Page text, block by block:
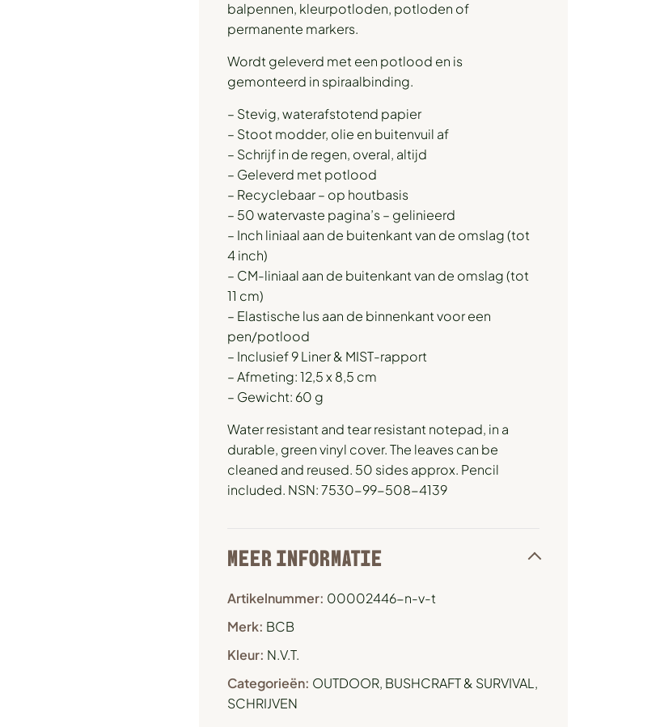
balpennen, kleurpotloden, potloden of
permanente markers.
Wordt geleverd met een potlood en is
gemonteerd in spiraalbinding.
– Stevig, waterafstotend papier
– Stoot modder, olie en buitenvuil af
– Schrijf in de regen, overal, altijd
– Geleverd met potlood
– Recyclebaar – op houtbasis
– 50 watervaste pagina’s – gelinieerd
– Inch liniaal aan de buitenkant van de omslag (tot
4 inch)
– CM-liniaal aan de buitenkant van de omslag (tot
11 cm)
– Elastische lus aan de binnenkant voor een
pen/potlood
– Inclusief 9 Liner & MIST-rapport
– Afmeting: 12,5 x 8,5 cm
– Gewicht: 60 g
Water resistant and tear resistant notepad, in a
durable, green vinyl cover. The leaves can be
cleaned and reused. 50 sides approx. Pencil
included. NSN: 7530-99-508-4139
MEER INFORMATIE
Artikelnummer: 00002446-n-v-t
Merk: BCB
Kleur: N.V.T.
Categorieën: OUTDOOR, BUSHCRAFT & SURVIVAL ,
SCHRIJVEN